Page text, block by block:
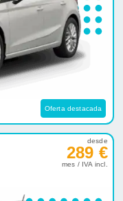
Oferta destacada
desde
289 €
mes / IVA incl.